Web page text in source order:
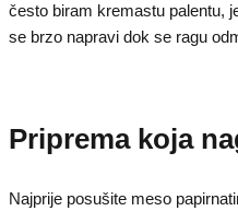
često biram kremastu palentu,
se brzo napravi dok se ragu
Priprema koja
Najprije posušite meso